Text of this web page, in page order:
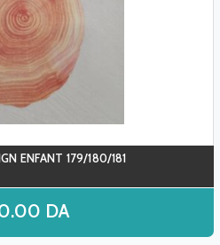
ENFANT 179/180/181
DA